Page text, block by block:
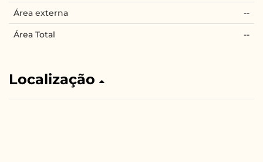
Área externa --
Área Total --
Localização